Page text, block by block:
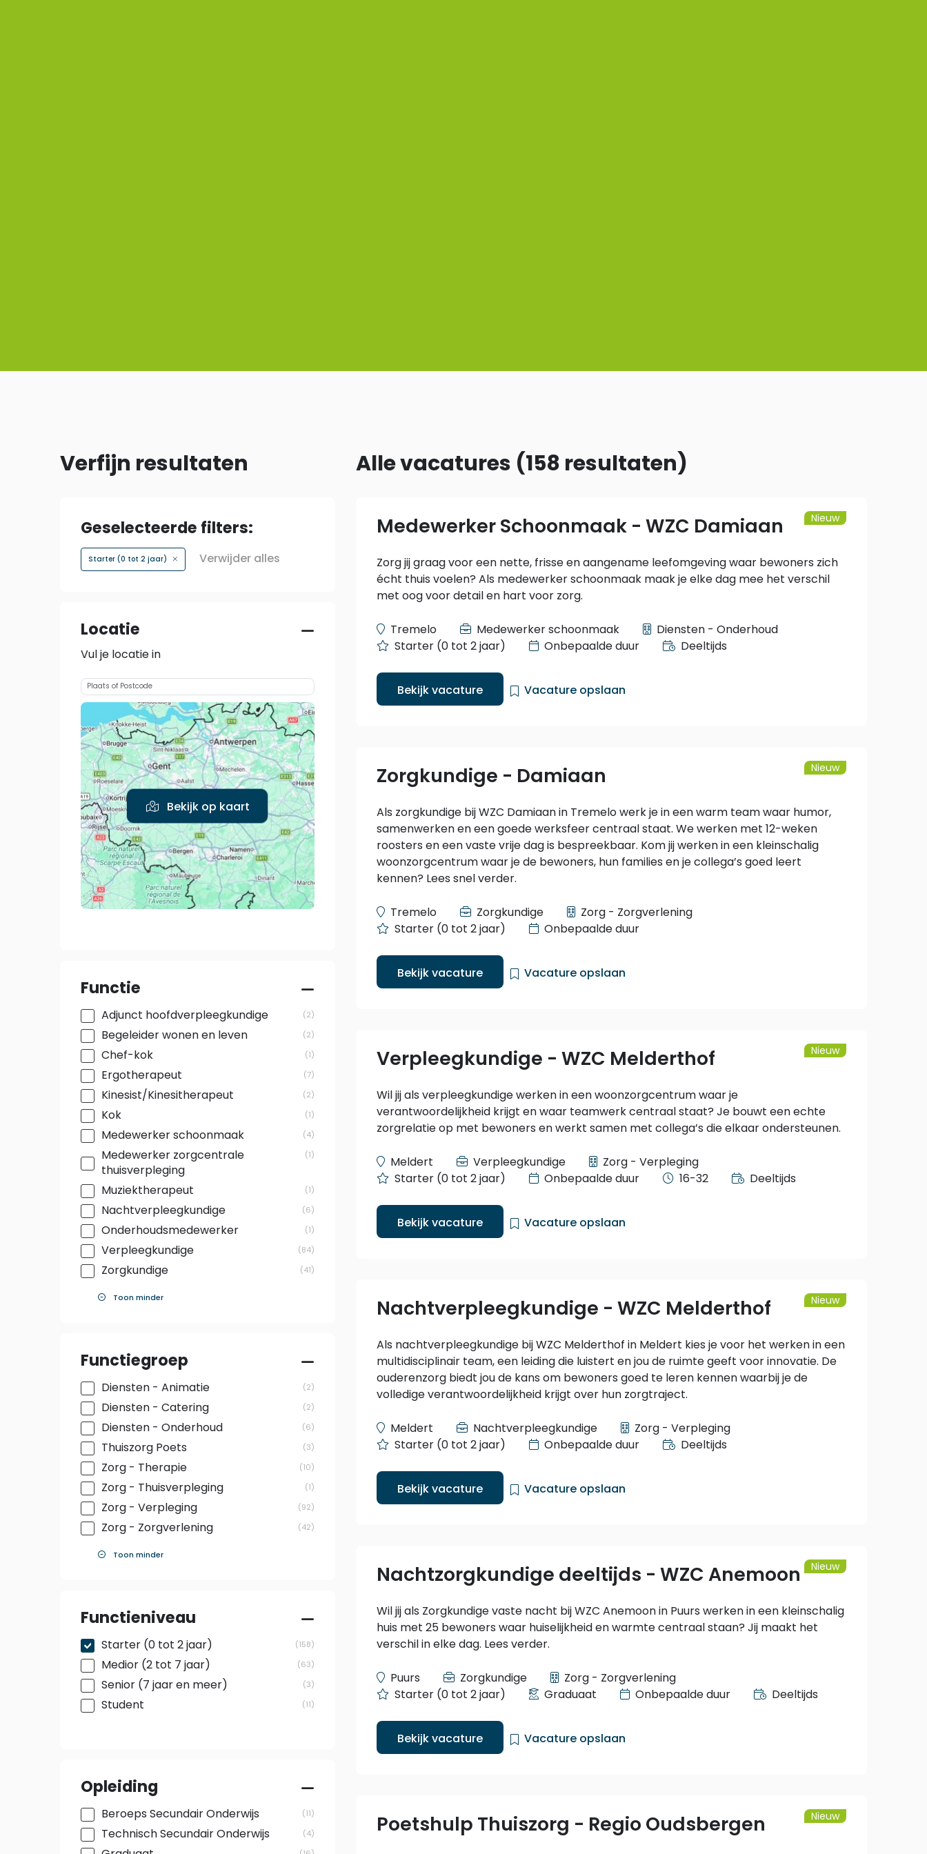
Verfijn resultaten
Geselecteerde filters:
Starter (0 tot 2 jaar) Verwijder alles
Locatie
Vul je locatie in
Bekijk op kaart
Functie
Adjunct hoofdverpleegkundige 2
Begeleider wonen en leven 2
Chef-kok 1
Ergotherapeut 7
Kinesist/Kinesitherapeut 2
Kok 1
Medewerker schoonmaak 4
Medewerker zorgcentrale
thuisverpleging
1
Muziektherapeut 1
Nachtverpleegkundige 6
Onderhoudsmedewerker 1
Verpleegkundige 84
Zorgkundige 41
Toon minder
Functiegroep
Diensten - Animatie 2
Diensten - Catering 2
Diensten - Onderhoud 6
Thuiszorg Poets 3
Zorg - Therapie 10
Zorg - Thuisverpleging 1
Zorg - Verpleging 92
Zorg - Zorgverlening 42
Toon minder
Functieniveau
Starter (0 tot 2 jaar) 158
Medior (2 tot 7 jaar) 63
Senior (7 jaar en meer) 3
Student 11
Opleiding
Beroeps Secundair Onderwijs 11
Technisch Secundair Onderwijs 4
Alle vacatures(158resultaten)
Medewerker Schoonmaak - WZC Damiaan Nieuw
Zorg jij graag voor een nette, frisse en aangename leefomgeving waar bewoners zich
écht thuis voelen? Als medewerker schoonmaak maak je elke dag mee het verschil
met oog voor detail en hart voor zorg.
Tremelo
Medewerker schoonmaak
Diensten - Onderhoud
Starter (0 tot 2 jaar)
Onbepaalde duur Deeltijds
Bekijk vacature Vacature opslaan
Zorgkundige - Damiaan Nieuw
Als zorgkundige bij WZC Damiaan in Tremelo werk je in een warm team waar humor,
samenwerken en een goede werksfeer centraal staat. We werken met 12-weken
roosters en een vaste vrije dag is bespreekbaar. Kom jij werken in een kleinschalig
woonzorgcentrum waar je de bewoners, hun families en je collega’s goed leert
kennen? Lees snel verder.
Tremelo
Zorgkundige
Zorg - Zorgverlening
Starter (0 tot 2 jaar)
Onbepaalde duur
Bekijk vacature Vacature opslaan
Verpleegkundige - WZC Melderthof Nieuw
Wil jij als verpleegkundige werken in een woonzorgcentrum waar je
verantwoordelijkheid krijgt en waar teamwerk centraal staat? Je bouwt een echte
zorgrelatie op met bewoners en werkt samen met collega’s die elkaar ondersteunen.
Meldert
Verpleegkundige
Zorg - Verpleging
Starter (0 tot 2 jaar)
Onbepaalde duur 16-32 Deeltijds
Bekijk vacature Vacature opslaan
Nachtverpleegkundige - WZC Melderthof Nieuw
Als nachtverpleegkundige bij WZC Melderthof in Meldert kies je voor het werken in een
multidisciplinair team, een leiding die luistert en jou de ruimte geeft voor innovatie. De
ouderenzorg biedt jou de kans om bewoners goed te leren kennen waarbij je de
volledige verantwoordelijkheid krijgt over hun zorgtraject.
Meldert
Nachtverpleegkundige
Zorg - Verpleging
Starter (0 tot 2 jaar)
Onbepaalde duur Deeltijds
Bekijk vacature Vacature opslaan
Nachtzorgkundige deeltijds - WZC Anemoon Nieuw
Wil jij als Zorgkundige vaste nacht bij WZC Anemoon in Puurs werken in een kleinschalig
huis met 25 bewoners waar huiselijkheid en warmte centraal staan? Jij maakt het
verschil in elke dag. Lees verder.
Puurs
Zorgkundige
Zorg - Zorgverlening
Starter (0 tot 2 jaar)
Graduaat Onbepaalde duur Deeltijds
Bekijk vacature Vacature opslaan
Poetshulp Thuiszorg - Regio Oudsbergen Nieuw